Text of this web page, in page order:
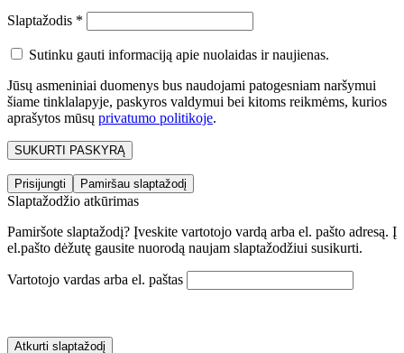
Slaptažodis *
Sutinku gauti informaciją apie nuolaidas ir naujienas.
Jūsų asmeniniai duomenys bus naudojami patogesniam naršymui
šiame tinklalapyje, paskyros valdymui bei kitoms reikmėms, kurios
aprašytos mūsų privatumo politikoje.
SUKURTI PASKYRĄ
Prisijungti Pamiršau slaptažodį
Slaptažodžio atkūrimas
Pamiršote slaptažodį? Įveskite vartotojo vardą arba el. pašto adresą. Į
el.pašto dėžutę gausite nuorodą naujam slaptažodžiui susikurti.
Vartotojo vardas arba el. paštas
Atkurti slaptažodį